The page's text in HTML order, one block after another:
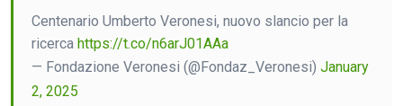
Centenario Umberto Veronesi, nuovo slancio per la
ricerca https://t.co/n6arJ01AAa
— Fondazione Veronesi (@Fondaz_Veronesi) January
2, 2025